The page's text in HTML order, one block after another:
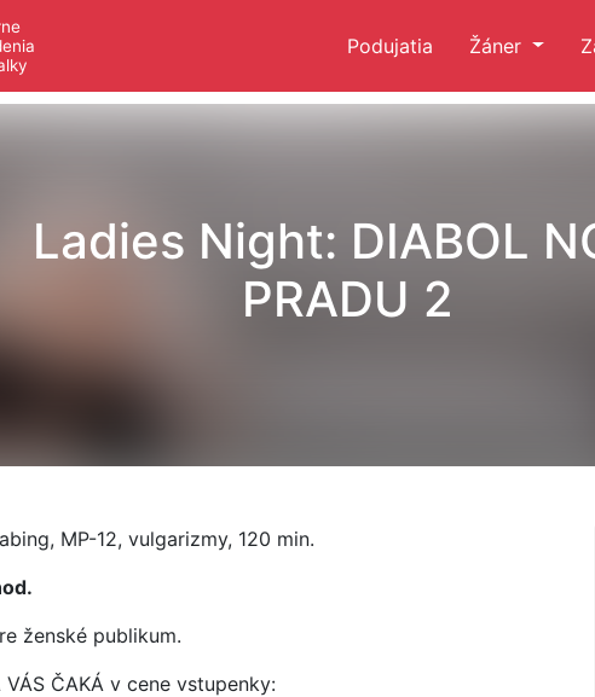
Podujatia Žáner
Ladies Night: DIABOL
PRADU 2
MP-12, vulgarizmy, 120 min.
ženské publikum.
VÁS ČAKÁ v cene vstupenky: